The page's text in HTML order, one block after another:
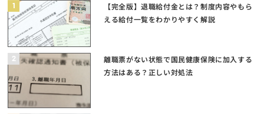
1
【完全版】退職給付金とは？制度内容やもら
える給付一覧をわかりやすく解説
2
離職票がない状態で国民健康保険に加入する
方法はある？正しい対処法